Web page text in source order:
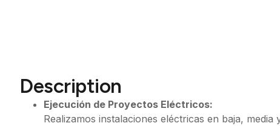
Description
Ejecución de Proyectos Eléctricos:
Realizamos instalaciones eléctricas en baja,